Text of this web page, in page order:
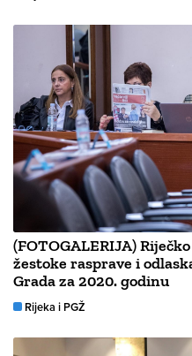
(FOTOGALERIJA)
žestoke rasprave i
Grada za 2020. godinu
Rijeka i PGŽ